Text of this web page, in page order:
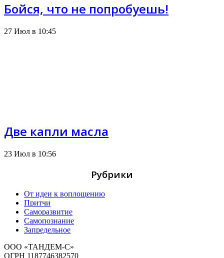
Бойся, что не попробуешь!
27 Июл в 10:45
Две капли масла
23 Июл в 10:56
Рубрики
От идеи к воплощению
Притчи
Саморазвитие
Самопознание
Запредельное
ООО «ТАНДЕМ-С»
ОГРН 1187746382570